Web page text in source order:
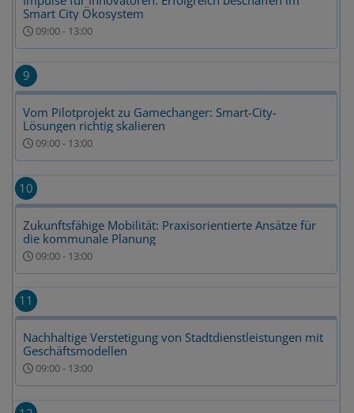
Smart City Ökosystem
09:00- 13:00
9
Vom Pilotprojekt zu Gamechanger: Smart-City-
Lösungen richtig skalieren
09:00- 13:00
10
Zukunftsfähige Mobilität: Praxisorientierte Ansätze für
die kommunale Planung
09:00- 13:00
11
Nachhaltige Verstetigung von Stadtdienstleistungen mit
Geschäftsmodellen
09:00- 13:00